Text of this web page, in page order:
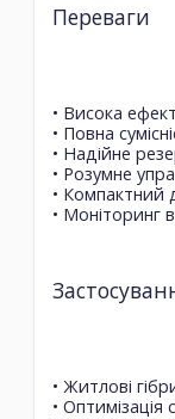
Переваги
• Висока
• Повна
• Надійне
• Розумне
•
• Моніторинг
• Житлові
•